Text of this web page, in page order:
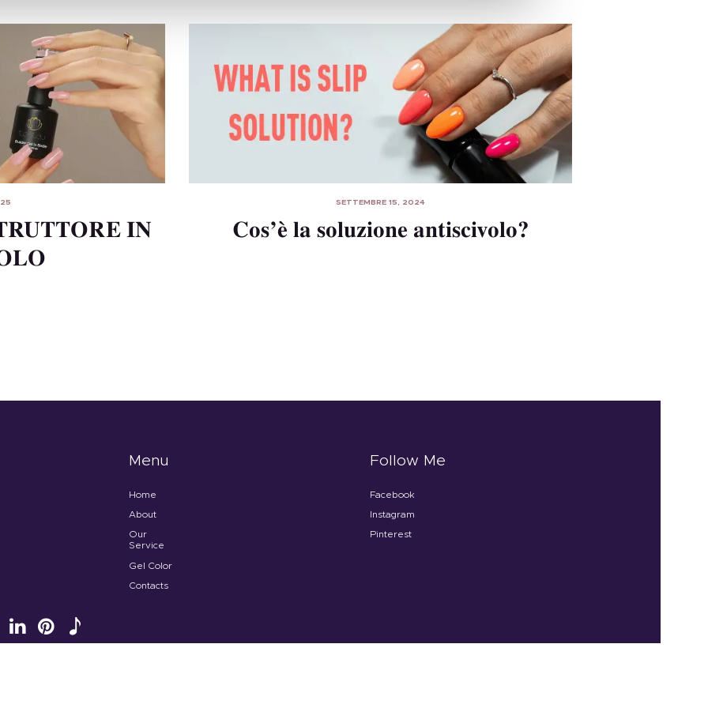
IN
SETTEMBRE 15, 2024
Cos’è la soluzione antiscivolo?
Menu
Home
About
Our
Service
Gel Color
Contacts
Follow Me
Facebook
Instagram
Pinterest